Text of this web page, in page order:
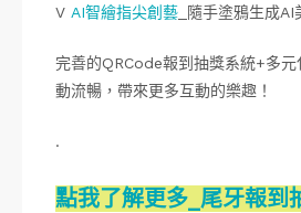
V AI智繪指尖創藝 _隨手塗鴉生成AI
完善的QRCode報到抽獎系統+多
動流暢，帶來更多互動的樂趣！
.
點我了解更多_尾牙報到